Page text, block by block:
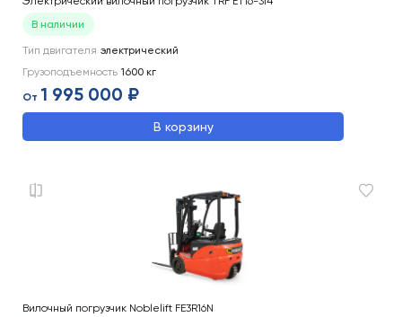
В наличии
Тип двигателя электрический
Грузоподъемность 1600 кг
От 1 995 000 ₽
В корзину
Вилочный погрузчик Noblelift FE3R16N